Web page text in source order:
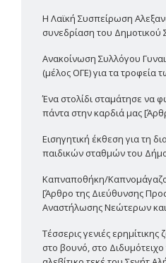
Η Λαϊκή Συσπείρωση
συνεδρίαση του Δημοτικού
Ανακοίνωση Συλλόγου
(μέλος ΟΓΕ) για τα τροφεία
Ένα στολίδι σταμάτησε να
πάντα στην καρδιά μας
Εισηγητική έκθεση για τη
παιδικών σταθμών του
Καπναποθήκη/
[Άρθρο της Διεύθυνσης
Αναστήλωσης Νεώτερων
Τέσσερις γενιές
στο βουνό, στο